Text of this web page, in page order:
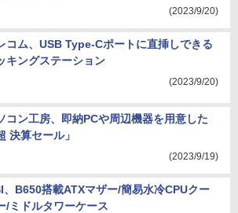
(2023/9/20)
コム、USB Type-Cポートに直挿しできる
キングステーション
(2023/9/20)
コン工房、即納PCや周辺機器を用意した
決算セール」
(2023/9/19)
、B650搭載ATXマザー/簡易水冷CPUクー
/ミドルタワーケース